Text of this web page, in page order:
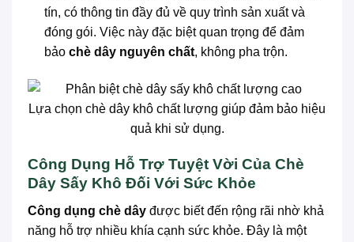
tín, có thông tin đầy đủ về quy trình sản xuất và
đóng gói. Việc này đặc biệt quan trọng để đảm
bảo chè dây nguyên chất, không pha trộn.
Lựa chọn chè dây khô chất lượng giúp đảm bảo hiệu
quả khi sử dụng.
Công Dụng Hỗ Trợ Tuyệt Vời Của Chè
Dây Sấy Khô Đối Với Sức Khỏe
Công dụng chè dây được biết đến rộng rãi nhờ khả
năng hỗ trợ nhiều khía cạnh sức khỏe. Đây là một